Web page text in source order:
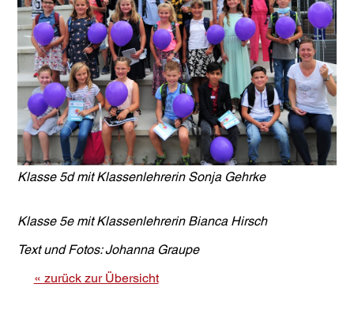
Klasse 5d mit Klassenlehrerin Sonja Gehrke
Klasse 5e mit Klassenlehrerin Bianca Hirsch
Text und Fotos: Johanna Graupe
« zurück zur Übersicht